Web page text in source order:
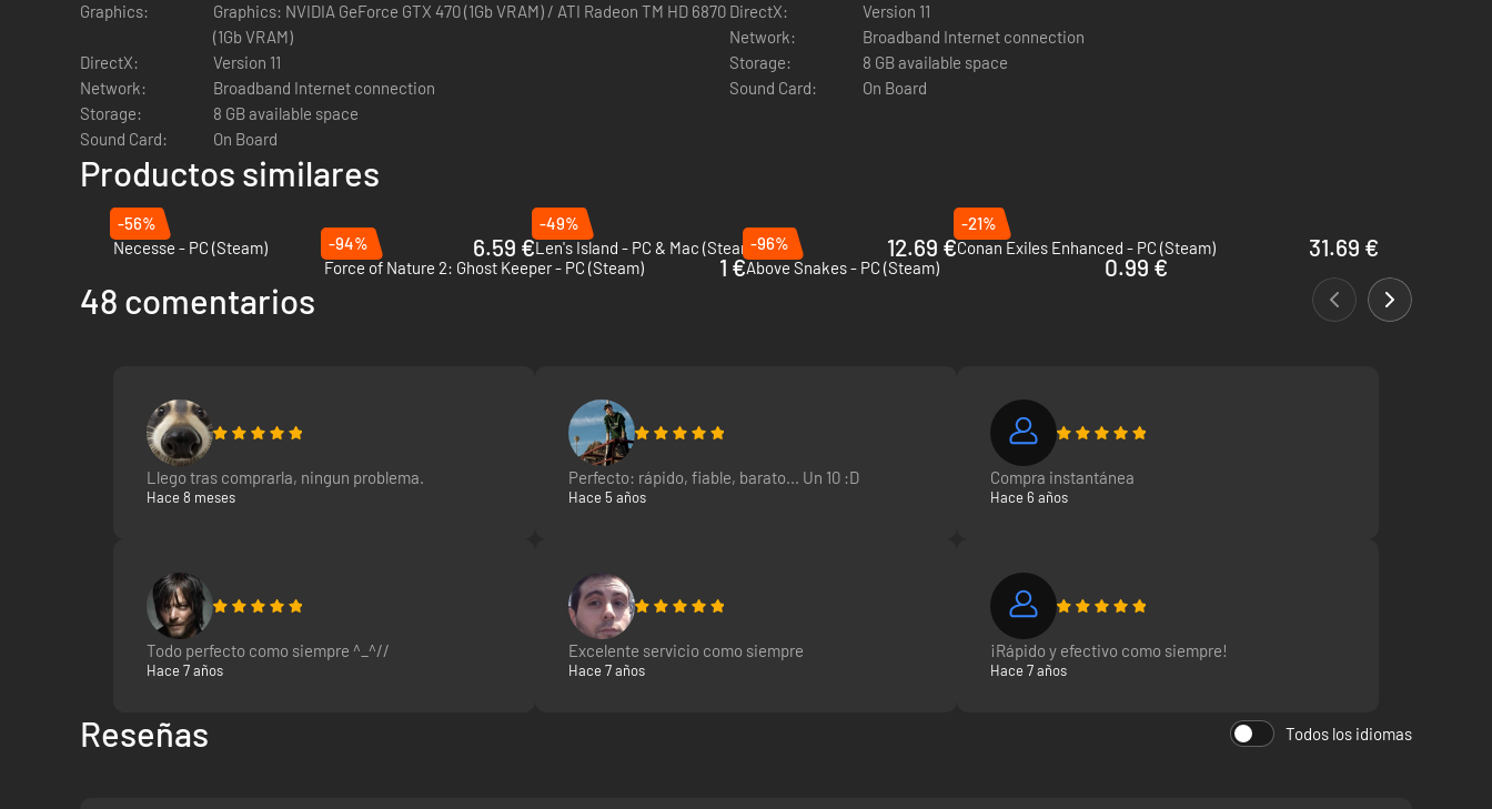
Características:
Clases de personajes de rol de entre las que elegir y dominar.
Juega como guerrero, mago o guardabosques y personaliza tu apariencia, habilidades y equipamiento. ¡Desbloquea poderosas destrezas a medida que subes de nivel!
Construye tu hogar con decenas de materiales y mobiliario.
Viaja entre mundos 3D de tipo sandbox generados al azar.
Graphics:
Graphics: NVIDIA GeForce GTX 470 (1Gb VRAM) / ATI Radeon TM HD 6870
(1Gb VRAM)
DirectX:
Version 11
Network:
Broadband Internet connection
Storage:
8 GB available space
Sound Card:
On Board
DirectX:
Version 11
Network:
Broadband Internet connection
Storage:
8 GB available space
Sound Card:
On Board
Productos similares
-56%
Necesse - PC (Steam)
6.59 €
-49%
Len's Island - PC & Mac (Steam)
12.69 €
-21%
Conan Exiles Enhanced - PC (Steam)
31.69 €
-94%
Force of Nature 2: Ghost Keeper - PC (Steam)
1 €
-96%
Above Snakes - PC (Steam)
0.99 €
48 comentarios
Llego tras comprarla, ningun problema.
Hace 8 meses
Perfecto: rápido, fiable, barato... Un 10 :D
Hace 5 años
Compra instantánea
Hace 6 años
Todo perfecto como siempre ^_^//
Hace 7 años
Excelente servicio como siempre
Hace 7 años
¡Rápido y efectivo como siempre!
Hace 7 años
Reseñas Todos los idiomas